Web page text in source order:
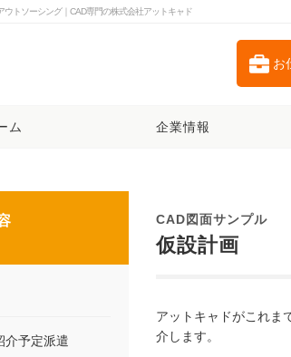
ウトソーシング｜CAD専門の株式会社アットキャド
お
ム 企業情報
CAD図面サンプル
仮設計画
アットキャドがこれま
介します。
介予定派遣